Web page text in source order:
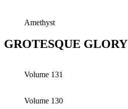
Amethyst
GROTESQUE GLORY
Volume 131
Volume 130